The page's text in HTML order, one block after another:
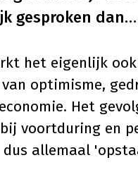
gesproken dan…
het eigenlijk
optimisme,
Het
voortduring en
allemaal